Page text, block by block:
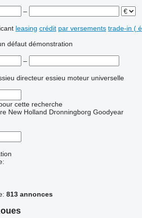
–
leasing crédit par versements trade-in (
défaut démonstration
–
directeur essieu moteur universelle
cette recherche
New Holland Dronningborg Goodyear
813 annonces